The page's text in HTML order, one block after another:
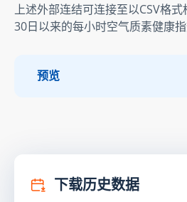
上述外部连结可连接至以CSV格
30日以来的每小时空气质素健康指
预览
下载历史数据